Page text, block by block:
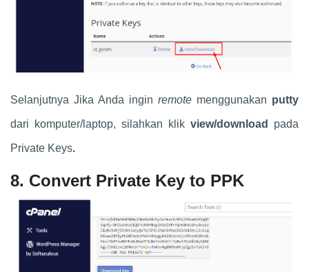
Selanjutnya Jika Anda ingin remote menggunakan putty
dari komputer/laptop, silahkan klik view/download pada
Private Keys.
8. Convert Private Key to PPK